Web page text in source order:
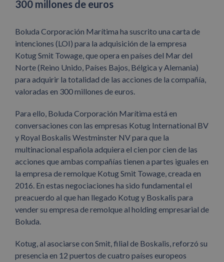
300 millones de euros
Boluda Corporación Marítima ha suscrito una carta de
intenciones (LOI) para la adquisición de la empresa
Kotug Smit Towage, que opera en países del Mar del
Norte (Reino Unido, Países Bajos, Bélgica y Alemania)
para adquirir la totalidad de las acciones de la compañía,
valoradas en 300 millones de euros.
Para ello, Boluda Corporación Marítima está en
conversaciones con las empresas Kotug International BV
y Royal Boskalis Westminster NV para que la
multinacional española adquiera el cien por cien de las
acciones que ambas compañías tienen a partes iguales en
la empresa de remolque Kotug Smit Towage, creada en
2016. En estas negociaciones ha sido fundamental el
preacuerdo al que han llegado Kotug y Boskalis para
vender su empresa de remolque al holding empresarial de
Boluda.
Kotug, al asociarse con Smit, filial de Boskalis, reforzó su
presencia en 12 puertos de cuatro países europeos